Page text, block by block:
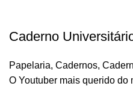
Caderno
Papelaria, Cadernos,
O Youtuber mais querido do